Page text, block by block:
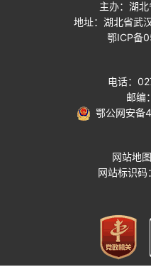
主办：湖
地址：湖北省武
鄂ICP备
电话：
邮编
鄂公网安
网站地图
网站标识